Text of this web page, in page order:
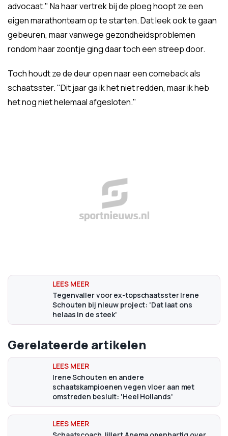
advocaat." Na haar vertrek bij de ploeg hoopt ze een
eigen marathonteam op te starten. Dat leek ook te gaan
gebeuren, maar vanwege gezondheidsproblemen
rondom haar zoontje ging daar toch een streep door.
Toch houdt ze de deur open naar een comeback als
schaatsster. "Dit jaar ga ik het niet redden, maar ik heb
het nog niet helemaal afgesloten."
Tegenvaller voor ex-topschaatsster Irene
Schouten bij nieuw project: 'Dat laat ons
helaas in de steek'
Gerelateerde artikelen
Irene Schouten en andere
schaatskampioenen vegen vloer aan met
omstreden besluit: 'Heel Hollands'